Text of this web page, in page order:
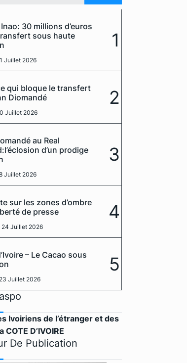
30 millions d’euros
sous haute
Juillet 2026
1
qui bloque le transfert
Diomandé
Juillet 2026
2
au Real
d’un prodige
Juillet 2026
3
sur les zones d’ombre
de presse
24 Juillet 2026
4
– Le Cacao sous
Juillet 2026
5
Ivoiriens de l’étranger et des
COTE D’IVOIRE
De Publication